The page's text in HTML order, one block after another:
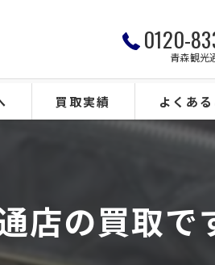
0120-
青森観光
買取実績 よくあ
店の買取で